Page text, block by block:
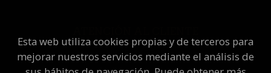
Quiénes somos
Pedidos especiales
Esta web utiliza cookies propias y de terceros para
mejorar nuestros servicios mediante el análisis de